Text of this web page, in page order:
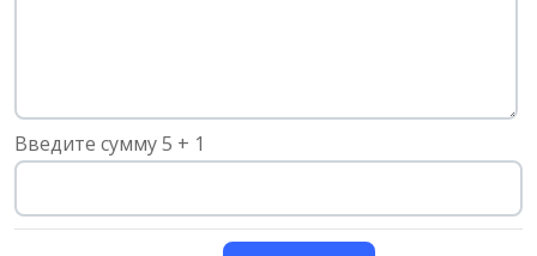
Введите сумму 5 + 1